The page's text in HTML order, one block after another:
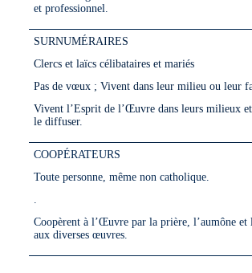
et professionnel.
SURNUMÉRAIRES
Clercs et laïcs célibataires et mariés
Pas de vœux ; Vivent dans leur milieu ou leur
Vivent l’Esprit de l’Œuvre dans leurs milieux
le diffuser.
COOPÉRATEURS
Toute personne, même non catholique.
Coopèrent à l’Œuvre par la prière, l’aumône et
aux diverses œuvres.